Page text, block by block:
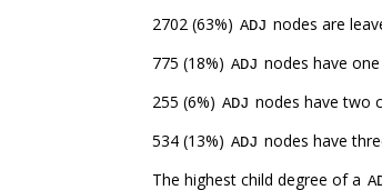
2702 (63%) ADJ nodes are
775 (18%) ADJ nodes have one
255 (6%) ADJ nodes have two
534 (13%) ADJ nodes have
The highest child degree of a